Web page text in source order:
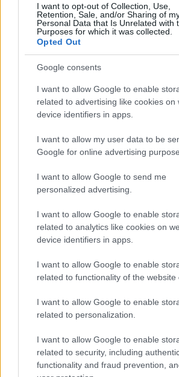
I want to opt-out of Collection, Use,
Retention, Sale, and/or Sharing of
Personal Data that Is Unrelated with
Purposes for which it was collected.
Opted Out
Google consents
I want to allow Google to enable
related to advertising like cookies on
device identifiers in apps.
I want to allow my user data to be
Google for online advertising
I want to allow Google to send me
personalized advertising.
I want to allow Google to enable
related to analytics like cookies on
device identifiers in apps.
I want to allow Google to enable
related to functionality of the website
I want to allow Google to enable
related to personalization.
I want to allow Google to enable
related to security, including
functionality and fraud prevention,
Σαντορίνη
«Συγκλονιστικά όμορφη!»
βραβείων, οι συντάκτες του
υπογραμμίζουν, μεταξύ άλλων, ότι